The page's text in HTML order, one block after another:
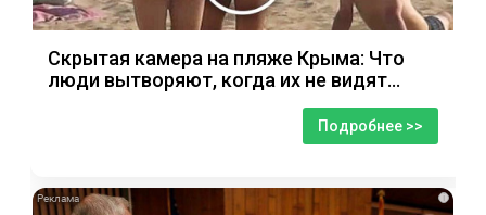
Скрытая камера на пляже Крыма: Что
люди вытворяют, когда их не видят...
Подробнее >>
i